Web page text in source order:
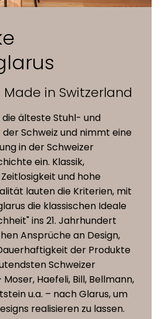
in Switzerland
die älteste Stuhl- und
Schweiz und nimmt eine
in der Schweizer
ein. Klassik,
und hohe
lauten die Kriterien, mit
die klassischen Ideale
ins 21. Jahrhundert
Ansprüche an Design,
der Produkte
Schweizer
Haefeli, Bill, Bellmann,
u.a. – nach Glarus, um
realisieren zu lassen.